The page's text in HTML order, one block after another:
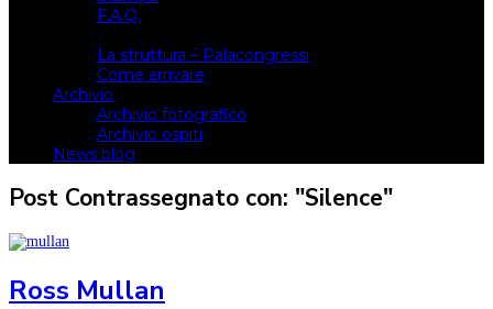
F.A.Q.
La struttura – Palacongressi
Come arrivare
Archivio
Archivio fotografico
Archivio ospiti
News blog
Post Contrassegnato con: "Silence"
Ross Mullan